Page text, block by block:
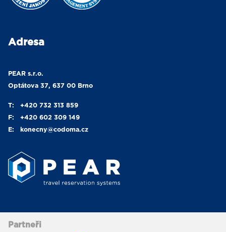
Adresa
PEAR s.r.o.
Optátova 37, 637 00 Brno
T:
+420 732 313 859
F:
+420 602 309 149
E:
konecny@codoma.cz
Partneři